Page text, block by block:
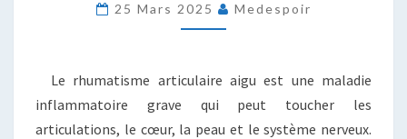
COMPLICATION
GRAVE
D’UNE
ANGINE
STREPTOCOCCIQUE
25 Mars 2025 Medespoir
Le rhumatisme articulaire aigu est une maladie
inflammatoire grave qui peut toucher les
articulations, le cœur, la peau et le système nerveux.